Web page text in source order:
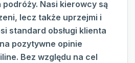
podróży. Nasi kierowcy są
lecz także uprzejmi i
standard obsługi klienta
pozytywne opinie
Bez względu na cel